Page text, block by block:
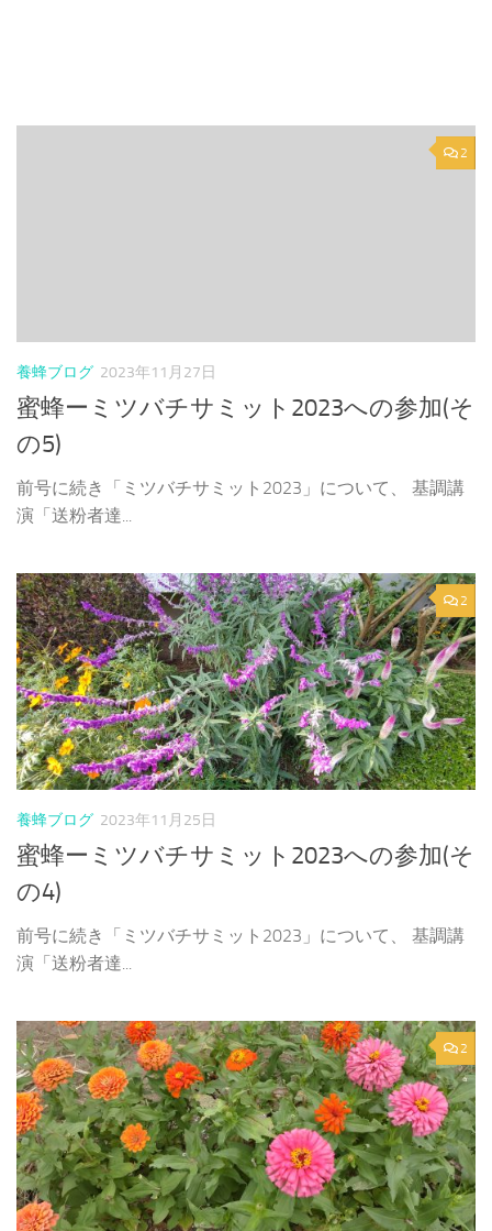
2
養蜂ブログ 2023年11月27日
蜜蜂ーミツバチサミット2023への参加(そ
の5)
前号に続き「ミツバチサミット2023」について、 基調講
演「送粉者達...
2
養蜂ブログ 2023年11月25日
蜜蜂ーミツバチサミット2023への参加(そ
の4)
前号に続き「ミツバチサミット2023」について、 基調講
演「送粉者達...
2